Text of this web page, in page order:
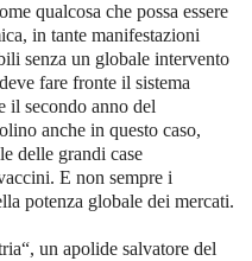
qualcosa che possa essere
in tante manifestazioni
senza un globale intervento
fare fronte il sistema
il secondo anno del
anche in questo caso,
delle grandi case
E non sempre i
potenza globale dei mercati.
un apolide salvatore del